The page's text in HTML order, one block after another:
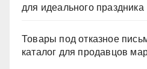
для идеального праздника
Товары под отказное
каталог для продавцов